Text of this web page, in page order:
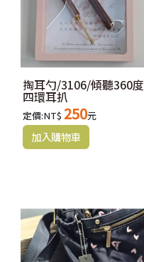
掏耳勺/3106/傾聽360度
四環耳扒
定價:NT$ 250元